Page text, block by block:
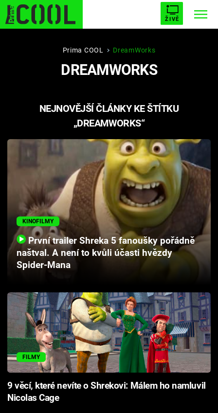
ŽIVĚ
STARHOUSE BUFFY, PŘEMOŽITELKA UPÍRŮ
PLNEJ KOTEL AVENGERS 5
Filmy
Hry
Cool Esport
Pořady
Sledujte prima+
Přihlášení
Sledujte nás
Prima COOL DreamWorks
DREAMWORKS
NEJNOVĚJŠÍ ČLÁNKY KE ŠTÍTKU
„DREAMWORKS“
KINOFILMY
První trailer Shreka 5 fanoušky pořádně
naštval. A není to kvůli účasti hvězdy
Spider-Mana
FILMY
9 věcí, které nevíte o Shrekovi: Málem ho namluvil
Nicolas Cage